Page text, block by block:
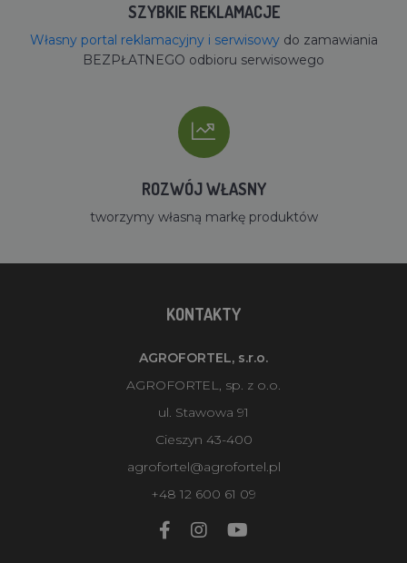
SZYBKIE REKLAMACJE
Własny portal reklamacyjny i serwisowydo zamawiania
BEZPŁATNEGO odbioru serwisowego
ROZWÓJ WŁASNY
tworzymy własną markę produktów
KONTAKTY
AGROFORTEL, s.r.o.
AGROFORTEL, sp. z o.o.
ul. Stawowa 91
Cieszyn 43-400
agrofortel@agrofortel.pl
+48 12 600 61 09